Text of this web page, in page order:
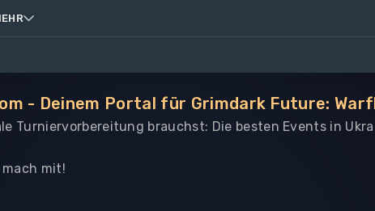
- Deinem Portal für Grimdark Future:
Turniervorbereitung brauchst: Die besten Events in
mit!